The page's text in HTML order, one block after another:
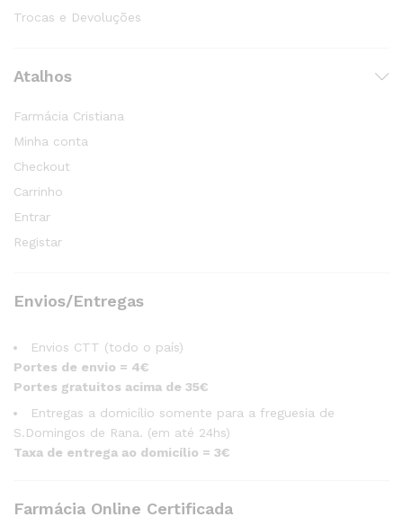
Trocas e Devoluções
Atalhos
Farmácia Cristiana
Minha conta
Checkout
Carrinho
Entrar
Registar
Envios/Entregas
Envios CTT (todo o país)
Portes de envio = 4€
Portes gratuitos acima de 35€
Entregas a domicílio somente para a freguesia de
S.Domingos de Rana. (em até 24hs)
Taxa de entrega ao domicílio = 3€
Farmácia Online Certificada